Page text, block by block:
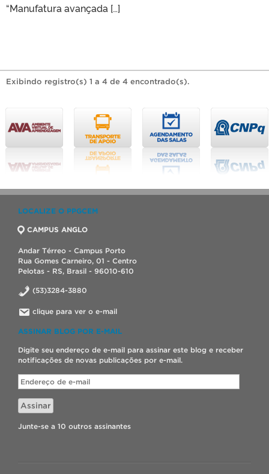
“Manufatura avançada […]
Exibindo registro(s) 1 a 4 de 4 encontrado(s).
LOCALIZE O PPGCEM
CAMPUS ANGLO
Andar Térreo - Campus Porto
Rua Gomes Carneiro, 01 - Centro
Pelotas - RS, Brasil - 96010-610
(53)3284-3880
clique para ver o e-mail
ASSINAR BLOG POR E-MAIL
Digite seu endereço de e-mail para assinar este blog e receber
notificações de novas publicações por e-mail.
Endereço
de
e-
mail
Assinar
Junte-se a 10 outros assinantes